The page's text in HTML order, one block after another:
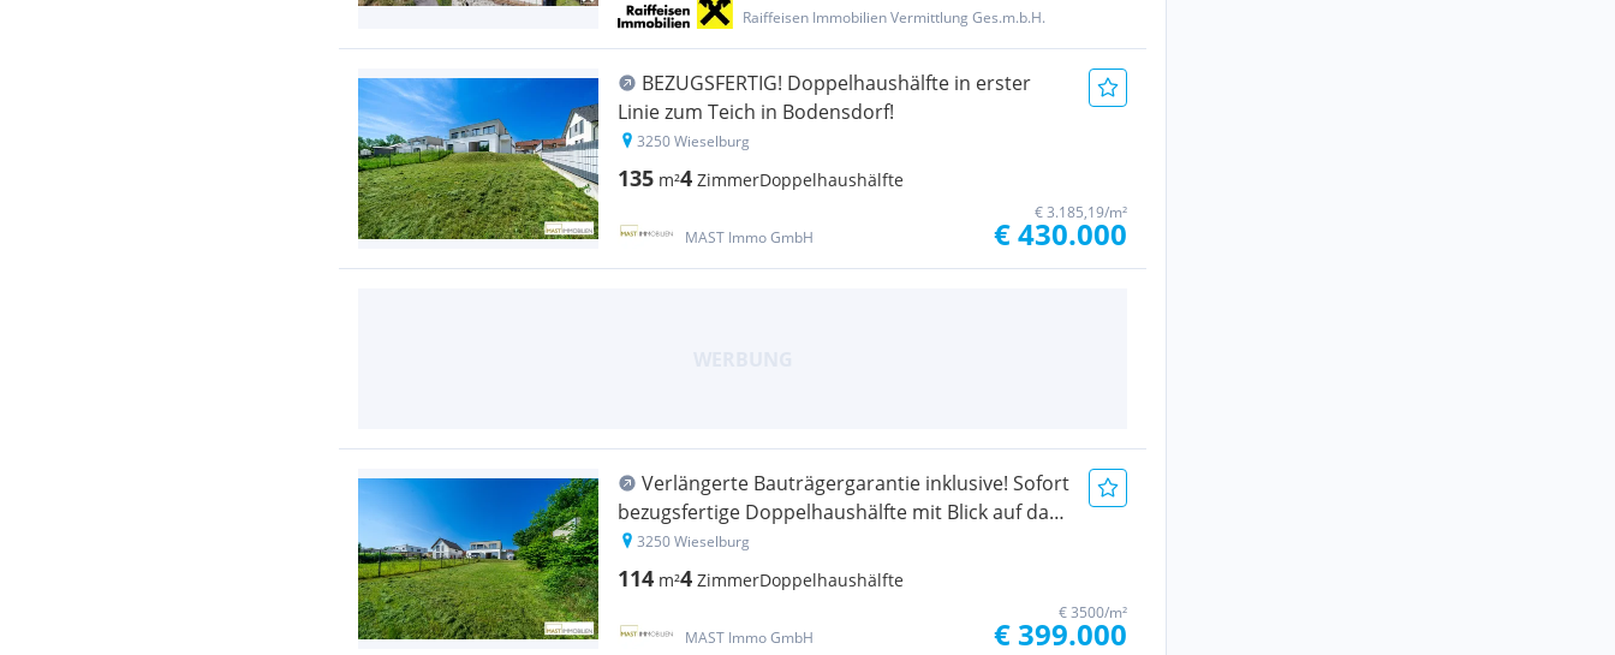
Raiffeisen Immobilien Vermittlung Ges.m.b.H.
BEZUGSFERTIG! Doppelhaushälfte in erster
Linie zum Teich in Bodensdorf!
3250 Wieselburg
135 m²4 ZimmerDoppelhaushälfte
MAST Immo GmbH
€ 3.185,19/m²
€ 430.000
Verlängerte Bauträgergarantie inklusive! Sofort
bezugsfertige Doppelhaushälfte mit Blick auf das
Wasser und 464 m2 Grundfläche!
3250 Wieselburg
114 m²4 ZimmerDoppelhaushälfte
MAST Immo GmbH
€ 3500/m²
€ 399.000